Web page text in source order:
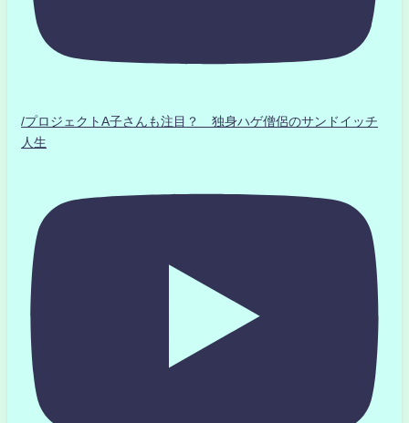
/プロジェクトA子さんも注目？ 独身ハゲ僧侶のサンドイッチ
人生